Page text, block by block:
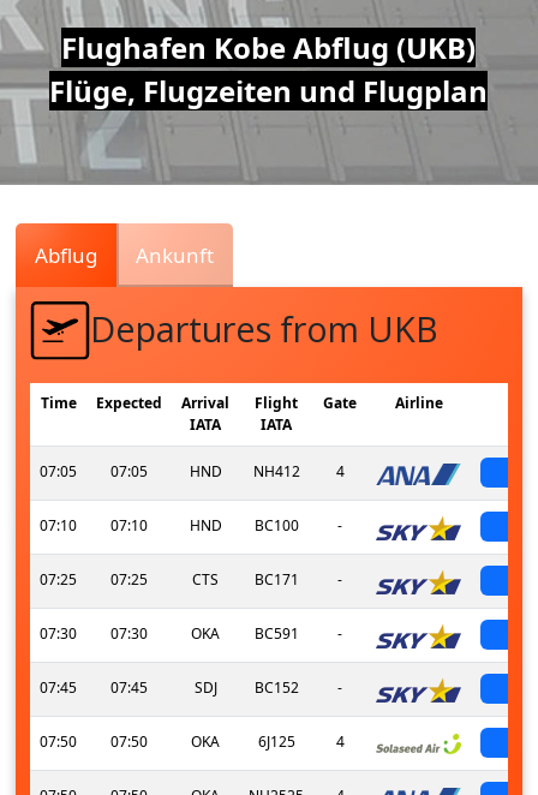
Air
Traffic
Live
Flughafen Kobe Abflug (UKB)
Flüge, Flugzeiten und Flugplan
Abflug Ankunft
Departures from UKB
Time Expected
Arrival
IATA
Flight
IATA
Gate Airline
07:05 07:05 HND NH412 4
07:10 07:10 HND BC100 -
07:25 07:25 CTS BC171 -
07:30 07:30 OKA BC591 -
07:45 07:45 SDJ BC152 -
07:50 07:50 OKA 6J125 4